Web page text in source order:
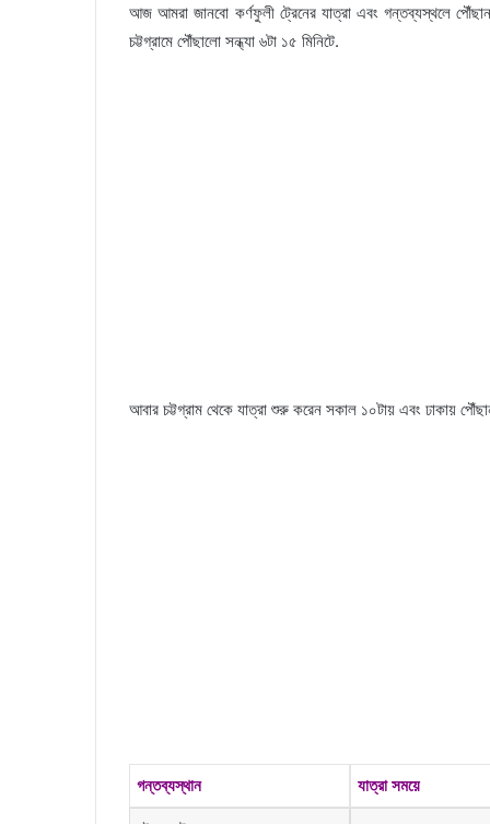
আজ আমরা জানবো কর্ণফুলী ট্রেনের যাত্রা এবং গন্তব্যস্থলে
চট্টগ্রামে পৌঁছালো সন্ধ্যা ৬টা ১৫ মিনিটে.
আবার চট্টগ্রাম থেকে যাত্রা শুরু করেন সকাল ১০টায় এবং ঢাকায়
গন্তব্যস্থান যাত্রা সময়ে